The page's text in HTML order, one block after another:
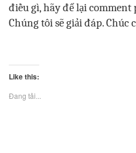
điều gì, hãy để lại
Chúng tôi sẽ giải đáp. Chúc
Like this:
Đang tải...